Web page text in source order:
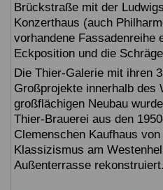
Brückstraße mit der
Konzerthaus (auch
vorhandene Fassadenreihe
Eckposition und die
Die Thier-Galerie mit ihren
Großprojekte innerhalb des
großflächigen Neubau
Thier-Brauerei aus den
Clemenschen Kaufhaus
Klassizismus am
Außenterrasse